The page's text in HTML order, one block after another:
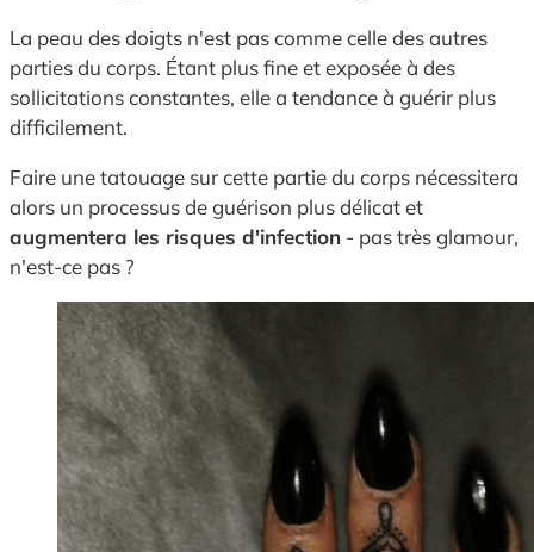
La peau des doigts n'est pas comme celle des autres
parties du corps. Étant plus fine et exposée à des
sollicitations constantes, elle a tendance à guérir plus
difficilement.
Faire une tatouage sur cette partie du corps nécessitera
alors un processus de guérison plus délicat et
augmentera les risques d'infection - pas très glamour,
n'est-ce pas ?